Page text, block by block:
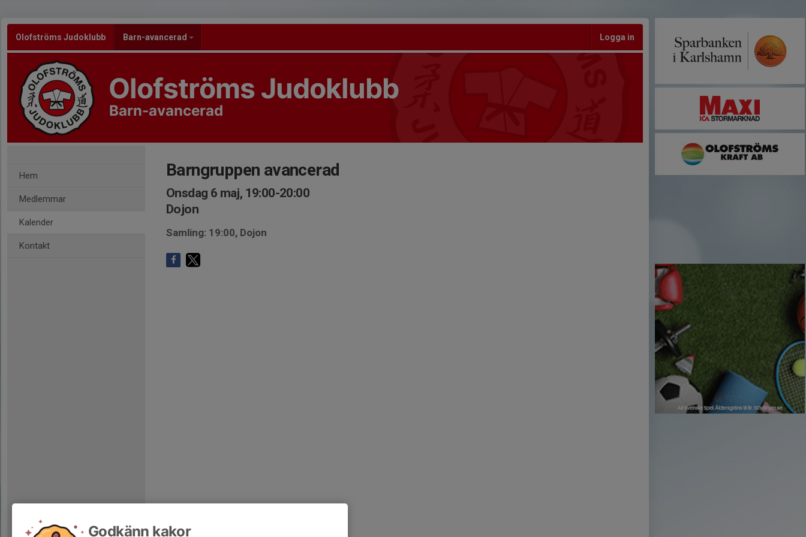
Olofströms Judoklubb Barn-avancerad Logga in
Olofströms Judoklubb
Barn-avancerad
Hem
Medlemmar
Kalender
Kontakt
Barngruppen avancerad
Onsdag 6 maj, 19:00-20:00
Dojon
Samling: 19:00, Dojon
Godkänn kakor